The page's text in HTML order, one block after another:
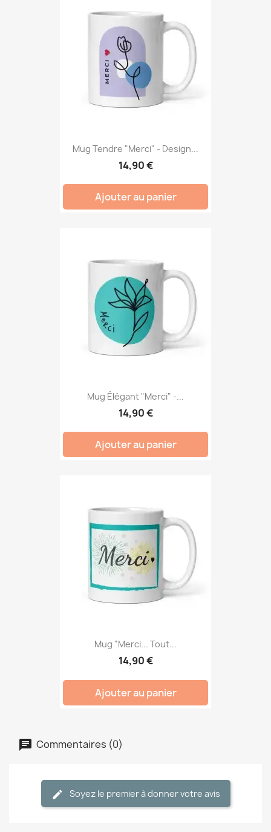
Mug Tendre "Merci" - Design...
14,90 €
Ajouter au panier
Mug Élégant "Merci" -...
14,90 €
Ajouter au panier
Mug "Merci... Tout...
14,90 €
Ajouter au panier
Commentaires (0)
Soyez le premier à donner votre avis